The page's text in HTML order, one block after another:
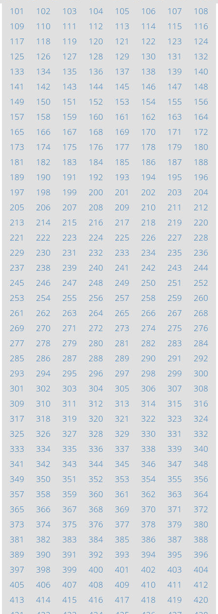
101
102 103 104 105 106 107
108
109
110 111 112 113 114 115
116
117
118 119 120 121 122 123
124
125
126 127 128 129 130 131
132
133
134 135 136 137 138 139
140
141
142 143 144 145 146 147
148
149
150 151 152 153 154 155
156
157
158 159 160 161 162 163
164
165
166 167 168 169 170 171
172
173
174 175 176 177 178 179
180
181
182 183 184 185 186 187
188
189
190 191 192 193 194 195
196
197
198 199 200 201 202 203
204
205
206 207 208 209 210 211
212
213
214 215 216 217 218 219
220
221
222 223 224 225 226 227
228
229
230 231 232 233 234 235
236
237
238 239 240 241 242 243
244
245
246 247 248 249 250 251
252
253
254 255 256 257 258 259
260
261
262 263 264 265 266 267
268
269
270 271 272 273 274 275
276
277
278 279 280 281 282 283
284
285
286 287 288 289 290 291
292
293
294 295 296 297 298 299
300
301
302 303 304 305 306 307
308
309
310 311 312 313 314 315
316
317
318 319 320 321 322 323
324
325
326 327 328 329 330 331
332
333
334 335 336 337 338 339
340
341
342 343 344 345 346 347
348
349
350 351 352 353 354 355
356
357
358 359 360 361 362 363
364
365
366 367 368 369 370 371
372
373
374 375 376 377 378 379
380
381
382 383 384 385 386 387
388
389
390 391 392 393 394 395
396
397
398 399 400 401 402 403
404
405
406 407 408 409 410 411
412
413
414 415 416 417 418 419
420